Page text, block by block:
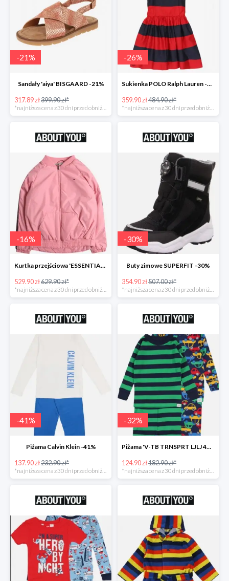
-21%
Sandały 'aiya' BISGAARD -21%
317.89 zł399.90 zł*
*najniższa cena z 30 dni przed obniżką
-26%
Sukienka POLO Ralph Lauren -26%
359.90 zł484.90 zł*
*najniższa cena z 30 dni przed obniżką
-16%
Kurtka przejściowa 'ESSENTIAL TOMMY TAPE JACKET -16%
529.90 zł629.90 zł*
-30%
Buty zimowe SUPERFIT -30%
354.90 zł507.00 zł*
-41%
Piżama Calvin Klein -41%
137.90 zł232.90 zł*
*najniższa cena z 30 dni przed obniżką
-32%
Piżama 'V-TB TRNSPRT LJLJ 4PC' GAP -32%
124.90 zł182.90 zł*
*najniższa cena z 30 dni przed obniżką